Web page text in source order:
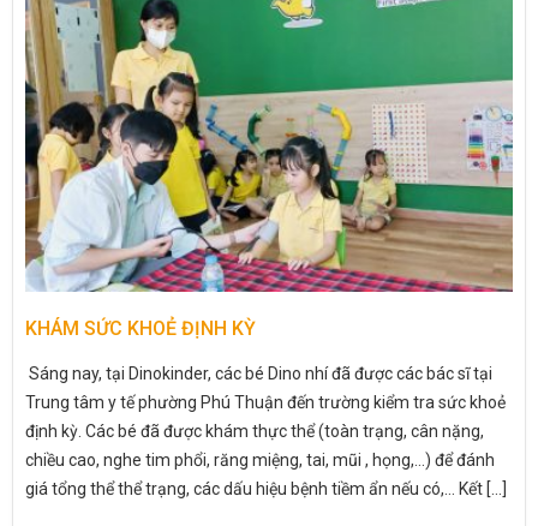
KHÁM SỨC KHOẺ ĐỊNH KỲ
Sáng nay, tại Dinokinder, các bé Dino nhí đã được các bác sĩ tại
Trung tâm y tế phường Phú Thuận đến trường kiểm tra sức khoẻ
định kỳ. Các bé đã được khám thực thể (toàn trạng, cân nặng,
chiều cao, nghe tim phổi, răng miệng, tai, mũi , họng,…) để đánh
giá tổng thể thể trạng, các dấu hiệu bệnh tiềm ẩn nếu có,… Kết [...]